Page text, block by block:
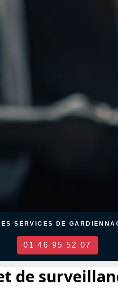
SERVICES DE
01 46 95 52 07
de